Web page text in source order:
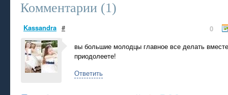
Комментарии (1)
Kassandra #
0
вы большие молодцы главное все делать
приодолеете!
Ответить